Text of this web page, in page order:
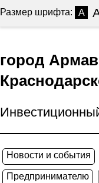
Размер шрифта: A
город
Новости и события
Предпринимателю